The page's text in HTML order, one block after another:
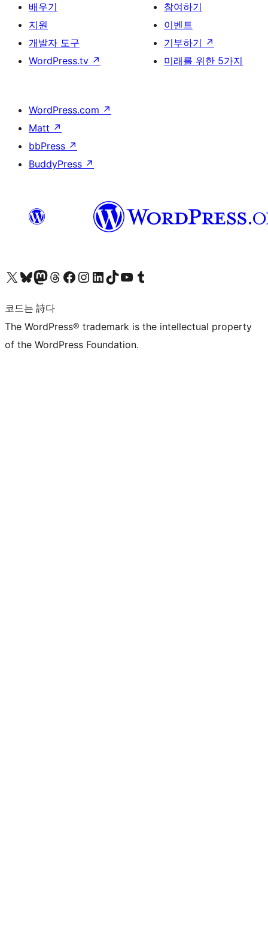
배우기
지원
개발자 도구
WordPress.tv ↗
참여하기
이벤트
기부하기 ↗
미래를 위한 5가지
WordPress.com ↗
Matt ↗
bbPress ↗
BuddyPress ↗
X(이전 트위터) 계정 방문하기블루스카이 계정 방문하기마스토돈 계정 방문하기스레드 계정 방문하기 페이스북 페이지 방문하기인스타그램 계정 방문하기 LinkedIn 계정 방문하기틱톡 계정 방문하기유튜브 채널 방문하기 텀블러 계정 방문하기
코드는 詩다
The WordPress® trademark is the intellectual property
of the WordPress Foundation.